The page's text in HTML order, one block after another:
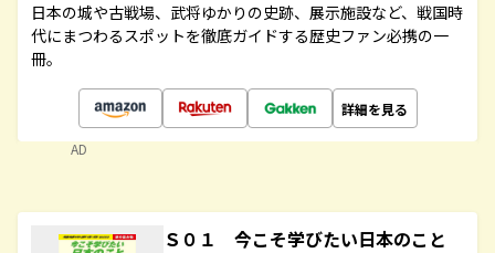
日本の城や古戦場、武将ゆかりの史跡、展示施設など、戦国時
代にまつわるスポットを徹底ガイドする歴史ファン必携の一
冊。
詳細を見る
AD
Ｓ０１ 今こそ学びたい日本のこと